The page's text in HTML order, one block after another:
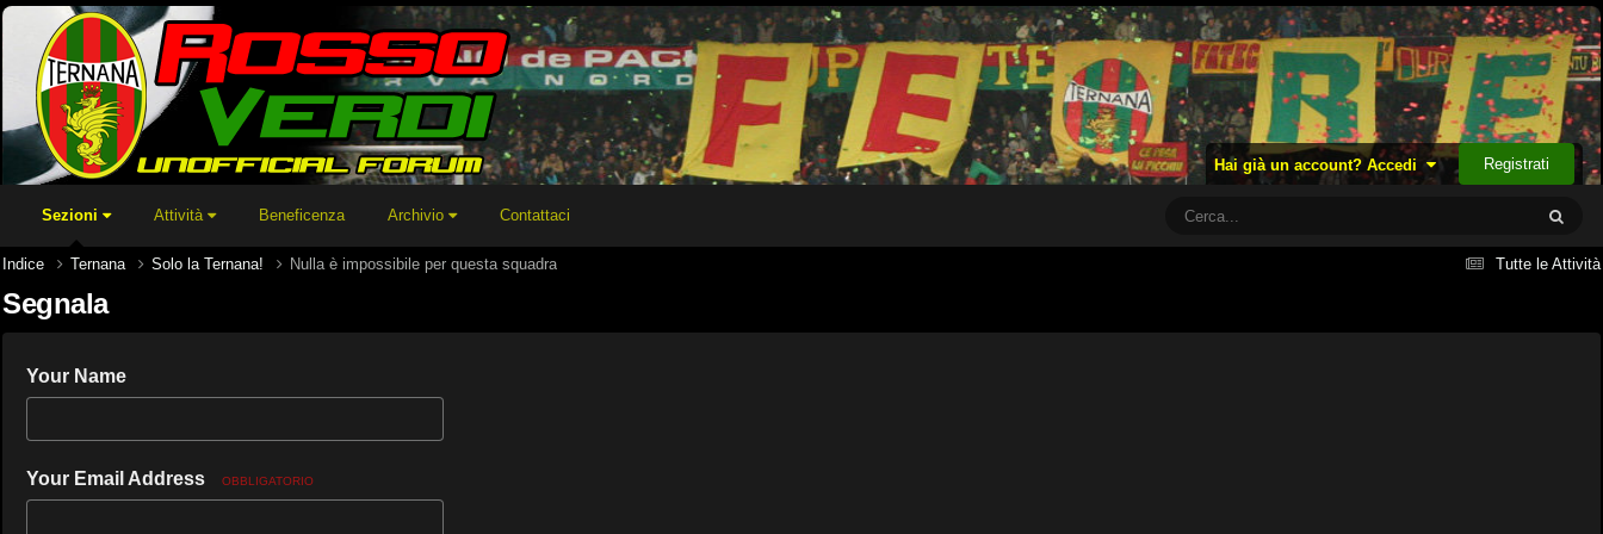
Hai già un account? Accedi Registrati
Sezioni Attività Beneficenza Archivio Contattaci
Tutte le Attività
Indice Ternana Solo la Ternana! Nulla è impossibile per questa squadra
Segnala
Your Name
Your Email Address OBBLIGATORIO